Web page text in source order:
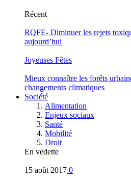
Récent
RQFE- Diminuer les rejets
aujourd’hui
Joyeuses Fêtes
Mieux connaître les forêts
changements climatiques
Société
Alimentation
Enjeux sociaux
Santé
Mobilité
Droit
En vedette
15 août 2017 0